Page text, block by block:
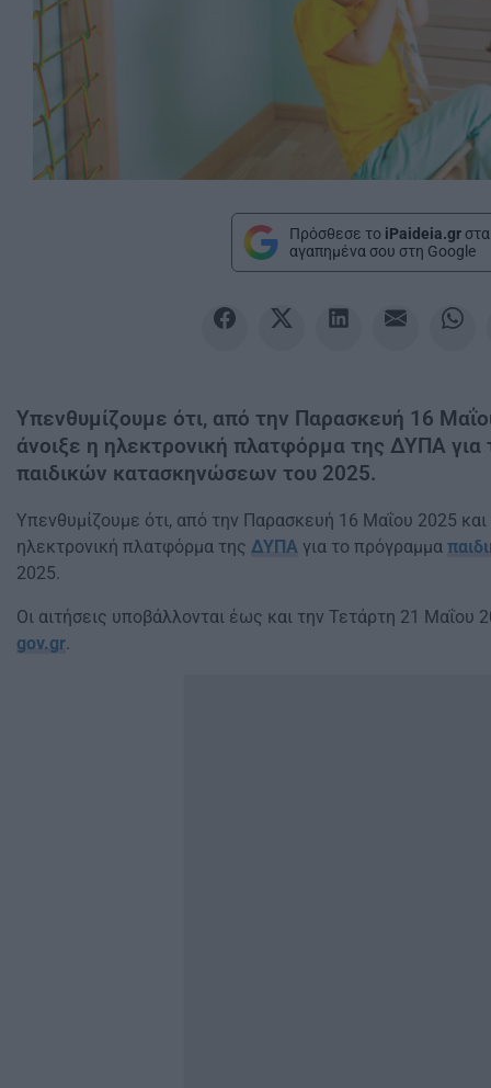
Πρόσθεσε το iPaideia.gr στα
αγαπημένα σου στη Google
Υπενθυμίζουμε ότι, από την Παρασκευή 16
άνοιξε η ηλεκτρονική πλατφόρμα της ΔΥΠΑ
παιδικών κατασκηνώσεων του 2025.
Υπενθυμίζουμε ότι, από την Παρασκευή 16 Μαΐου 2025
ηλεκτρονική πλατφόρμα της ΔΥΠΑ για το πρόγραμμα
2025.
Οι αιτήσεις υποβάλλονται έως και την Τετάρτη 21 Μαΐου
gov.gr.